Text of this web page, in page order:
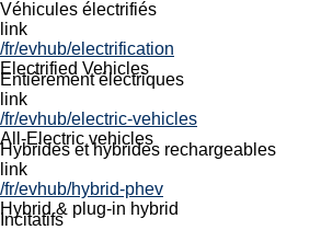
Électrifiée
left
light
none
same
false
none
same
false
Navigation
local nav
Véhicules électrifiés
link
/fr/evhub/electrification
Electrified Vehicles
Entièrement électriques
link
/fr/evhub/electric-vehicles
All-Electric vehicles
Hybrides et hybrides rechargeables
link
/fr/evhub/hybrid-phev
Hybrid & plug-in hybrid
Incitatifs